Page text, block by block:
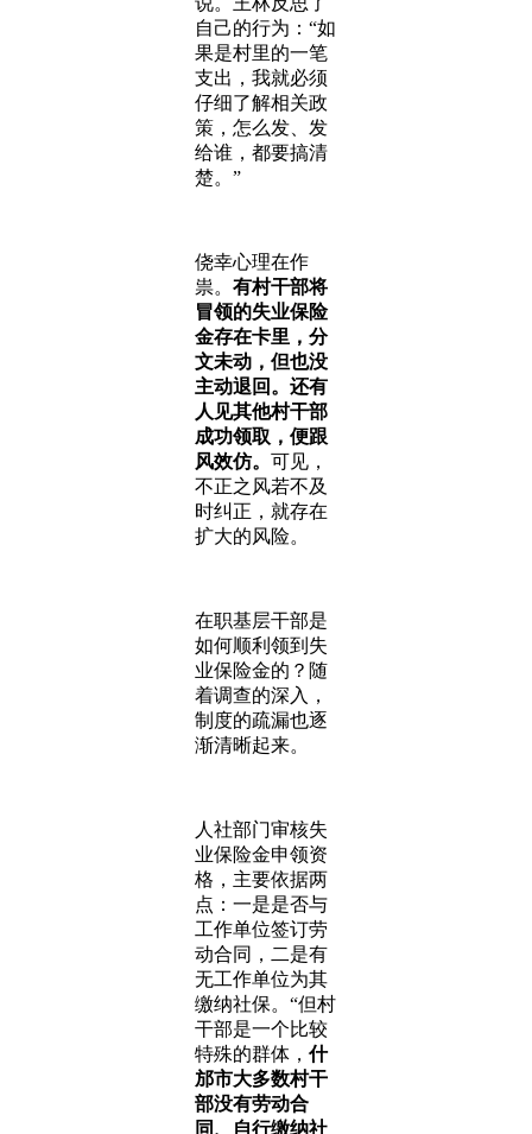
自己的行为：“如
果是村里的一笔
支出，我就必须
仔细了解相关政
策，怎么发、发
给谁，都要搞清
楚。”
侥幸心理在作
祟。 有村干部将
冒领的失业保险
金存在卡里，分
文未动，但也没
主动退回。还有
人见其他村干部
成功领取，便跟
风效仿。 可见，
不正之风若不及
时纠正，就存在
扩大的风险。
在职基层干部是
如何顺利领到失
业保险金的？随
着调查的深入，
制度的疏漏也逐
渐清晰起来。
人社部门审核失
业保险金申领资
格，主要依据两
点：一是是否与
工作单位签订劳
动合同，二是有
无工作单位为其
缴纳社保。“但村
干部是一个比较
特殊的群体， 什
邡市大多数村干
部没有劳动合
同、自行缴纳社